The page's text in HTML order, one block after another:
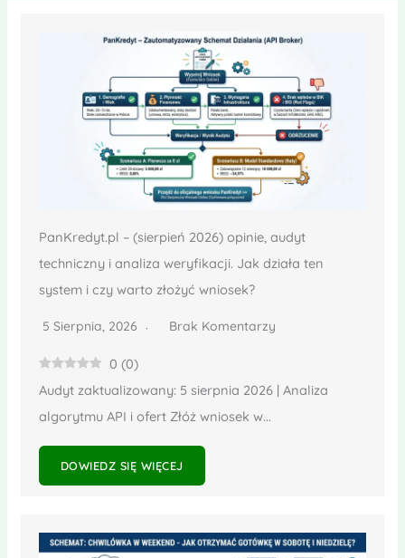
PanKredyt.pl – (sierpień 2026) opinie, audyt
techniczny i analiza weryfikacji. Jak działa ten
system i czy warto złożyć wniosek?
5 Sierpnia, 2026 Brak Komentarzy
0 (0)
Audyt zaktualizowany: 5 sierpnia 2026 | Analiza
algorytmu API i ofert Złóż wniosek w...
DOWIEDZ SIĘ WIĘCEJ